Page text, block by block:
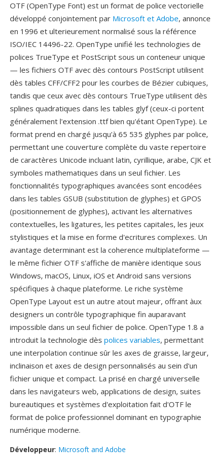
OTF (OpenType Font) est un format de police vectorielle
développé conjointement par Microsoft et Adobe, annonce
en 1996 et ulterieurement normalisé sous la référence
ISO/IEC 14496-22. OpenType unifié les technologies de
polices TrueType et PostScript sous un conteneur unique
— les fichiers OTF avec dès contours PostScript utilisent
dès tables CFF/CFF2 pour les courbes de Bézier cubiques,
tandis que ceux avec dès contours TrueType utilisent dès
splines quadratiques dans les tables glyf (ceux-ci portent
généralement l'extension .ttf bien qu'étant OpenType). Le
format prend en chargé jusqu'à 65 535 glyphes par police,
permettant une couverture complète du vaste repertoire
de caractères Unicode incluant latin, cyrillique, arabe, CJK et
symboles mathematiques dans un seul fichier. Les
fonctionnalités typographiques avancées sont encodées
dans les tables GSUB (substitution de glyphes) et GPOS
(positionnement de glyphes), activant les alternatives
contextuelles, les ligatures, les petites capitales, les jeux
stylistiques et la mise en forme d'ecritures complexes. Un
avantage determinant est la coherence multiplateforme —
le même fichier OTF s'affiche de manière identique sous
Windows, macOS, Linux, iOS et Android sans versions
spécifiques à chaque plateforme. Le riche système
OpenType Layout est un autre atout majeur, offrant àux
designers un contrôle typographique fin auparavant
impossible dans un seul fichier de police. OpenType 1.8 a
introduit la technologie dès polices variables, permettant
une interpolation continue sûr les axes de graisse, largeur,
inclinaison et axes de design personnalisés au sein d'un
fichier unique et compact. La prisé en chargé universelle
dans les navigateurs web, applications de design, suites
bureautiques et systèmes d'exploitation fait d'OTF le
format de police professionnel dominant en typographie
numérique moderne.
Développeur: Microsoft and Adobe